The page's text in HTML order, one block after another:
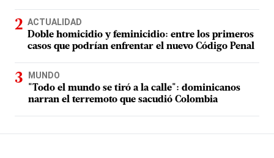
ACTUALIDAD
Doble homicidio y feminicidio: entre los primeros
casos que podrían enfrentar el nuevo Código Penal
MUNDO
"Todo el mundo se tiró a la calle": dominicanos
narran el terremoto que sacudió Colombia